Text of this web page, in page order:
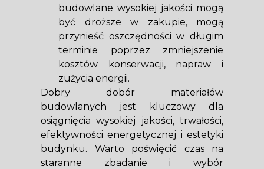
budowlane wysokiej jakości mogą
być droższe w zakupie, mogą
przynieść oszczędności w długim
terminie poprzez zmniejszenie
kosztów konserwacji, napraw i
zużycia energii.
Dobry dobór materiałów
budowlanych jest kluczowy dla
osiągnięcia wysokiej jakości, trwałości,
efektywności energetycznej i estetyki
budynku. Warto poświęcić czas na
staranne zbadanie i wybór